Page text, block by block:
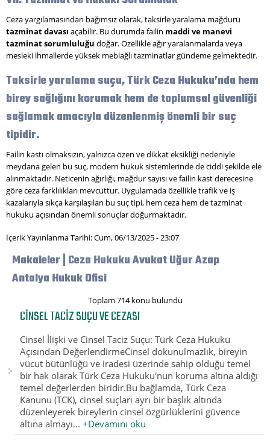
Ceza yargılamasından bağımsız olarak, taksirle yaralama mağduru
tazminat davası açabilir. Bu durumda failin maddi ve manevi
tazminat sorumluluğu doğar. Özellikle ağır yaralanmalarda veya
mesleki ihmallerde yüksek meblağlı tazminatlar gündeme gelmektedir.
Taksirle yaralama suçu, Türk Ceza Hukuku’nda hem
birey sağlığını korumak hem de toplumsal güvenliği
sağlamak amacıyla düzenlenmiş önemli bir suç
tipidir.
Failin kastı olmaksızın, yalnızca özen ve dikkat eksikliği nedeniyle
meydana gelen bu suç, modern hukuk sistemlerinde de ciddi şekilde ele
alınmaktadır. Neticenin ağırlığı, mağdur sayısı ve failin kast derecesine
göre ceza farklılıkları mevcuttur. Uygulamada özellikle trafik ve iş
kazalarıyla sıkça karşılaşılan bu suç tipi, hem ceza hem de tazminat
hukuku açısından önemli sonuçlar doğurmaktadır.
İçerik Yayınlanma Tarihi: Cum, 06/13/2025 - 23:07
Makaleler | Ceza Hukuku Avukat Uğur Azap
Antalya Hukuk Ofisi
Toplam 714 konu bulundu
CINSEL TACIZ SUÇU VE CEZASI
Cinsel İlişki ve Cinsel Taciz Suçu: Türk Ceza Hukuku
Açısından DeğerlendirmeCinsel dokunulmazlık, bireyin
vücut bütünlüğü ve iradesi üzerinde sahip olduğu temel
bir hak olarak Türk Ceza Hukuku'nun koruma altına aldığı
temel değerlerden biridir.Bu bağlamda, Türk Ceza
Kanunu (TCK), cinsel suçları ayrı bir başlık altında
düzenleyerek bireylerin cinsel özgürlüklerini güvence
altına almayı...+Devamını oku